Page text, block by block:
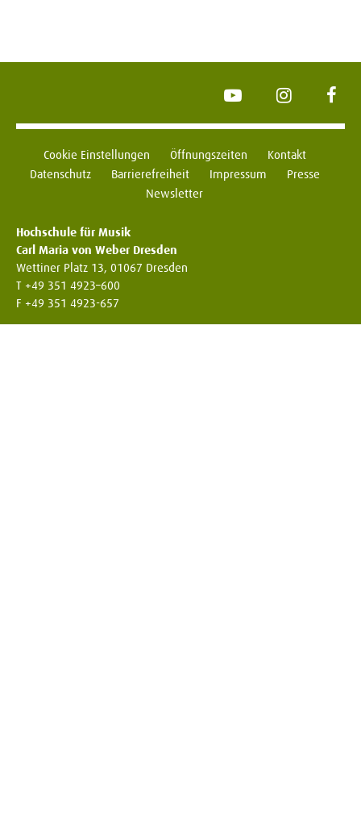
YouTube Instagram
Cookie Einstellungen Öffnungszeiten
Kontakt
Datenschutz
Barrierefreiheit Impressum
Presse
Newsletter
Hochschule für Musik
Carl Maria von Weber Dresden
Wettiner Platz 13, 01067 Dresden
T +49 351 4923–600
F +49 351 4923-657